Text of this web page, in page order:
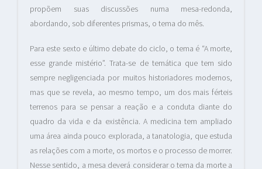
propõem suas discussões numa mesa-redonda,
abordando, sob diferentes prismas, o tema do mês.
Para este sexto e último debate do ciclo, o tema é “A morte,
esse grande mistério”. Trata-se de temática que tem sido
sempre negligenciada por muitos historiadores modernos,
mas que se revela, ao mesmo tempo, um dos mais férteis
terrenos para se pensar a reação e a conduta diante do
quadro da vida e da existência. A medicina tem ampliado
uma área ainda pouco explorada, a tanatologia, que estuda
as relações com a morte, os mortos e o processo de morrer.
Nesse sentido, a mesa deverá considerar o tema da morte a